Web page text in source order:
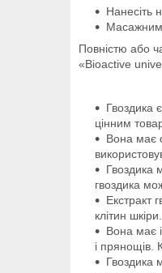
Нанесіть
Повністю або
«Bioactive
Гвоздика
цінним
Вона має
Гвоздика
гвоздика
Екстракт
клітин
Вона має
і прянощів.
Гвоздика